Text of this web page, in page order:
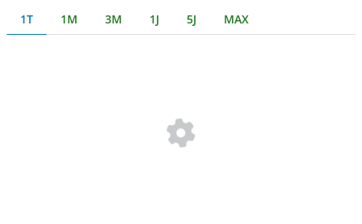
1T 1M 3M 1J 5J MAX